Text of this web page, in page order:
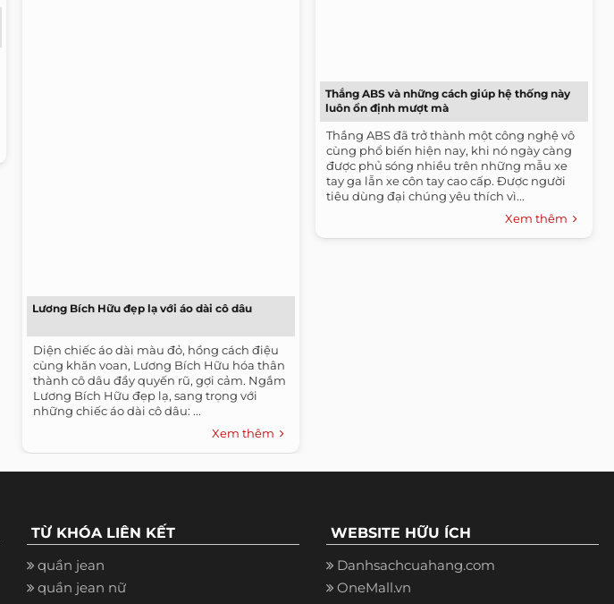
Lương Bích Hữu đẹp lạ với áo dài cô dâu
Diện chiếc áo dài màu đỏ, hồng cách điệu
cùng khăn voan, Lương Bích Hữu hóa thân
thành cô dâu đầy quyến rũ, gợi cảm. Ngắm
Lương Bích Hữu đẹp lạ, sang trọng với
những chiếc áo dài cô dâu: ...
Xem thêm
Thắng ABS và những cách giúp hệ thống này
luôn ổn định mượt mà
Thắng ABS đã trở thành một công nghệ vô
cùng phổ biến hiện nay, khi nó ngày càng
được phủ sóng nhiều trên những mẫu xe
tay ga lẫn xe côn tay cao cấp. Được người
tiêu dùng đại chúng yêu thích vì...
Xem thêm
TỪ KHÓA LIÊN KẾT
quần jean
quần jean nữ
WEBSITE HỮU ÍCH
Danhsachcuahang.com
OneMall.vn